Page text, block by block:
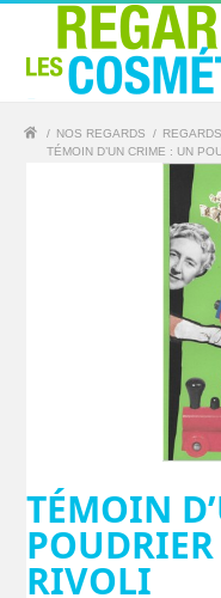
/ NOS REGARDS / REGARDS
TÉMOIN D’UN CRIME : UN
TÉMOIN
RIVOLI